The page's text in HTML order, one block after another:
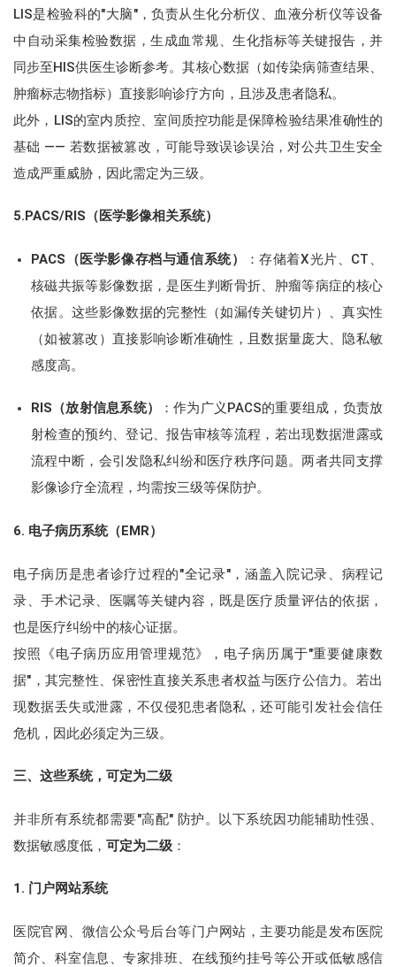
LIS是检验科的"大脑"，负责从生化分析仪、血液分析仪等设备
中自动采集检验数据，生成血常规、生化指标等关键报告，并
同步至HIS供医生诊断参考。其核心数据（如传染病筛查结果、
肿瘤标志物指标）直接影响诊疗方向，且涉及患者隐私。
此外，LIS的室内质控、室间质控功能是保障检验结果准确性的
基础 —— 若数据被篡改，可能导致误诊误治，对公共卫生安全
造成严重威胁，因此需定为三级。
5.PACS/RIS（医学影像相关系统）
PACS（医学影像存档与通信系统）
：存储着X光片、CT、
核磁共振等影像数据，是医生判断骨折、肿瘤等病症的核心
依据。这些影像数据的完整性（如漏传关键切片）、真实性
（如被篡改）直接影响诊断准确性，且数据量庞大、隐私敏
感度高。
RIS（放射信息系统）
：作为广义PACS的重要组成，负责放
射检查的预约、登记、报告审核等流程，若出现数据泄露或
流程中断，会引发隐私纠纷和医疗秩序问题。两者共同支撑
影像诊疗全流程，均需按三级等保防护。
6. 电子病历系统（EMR）
电子病历是患者诊疗过程的"全记录"，涵盖入院记录、病程记
录、手术记录、医嘱等关键内容，既是医疗质量评估的依据，
也是医疗纠纷中的核心证据。
按照《电子病历应用管理规范》，电子病历属于"重要健康数
据"，其完整性、保密性直接关系患者权益与医疗公信力。若出
现数据丢失或泄露，不仅侵犯患者隐私，还可能引发社会信任
危机，因此必须定为三级。
三、这些系统，可定为二级
并非所有系统都需要"高配" 防护。以下系统因功能辅助性强、
数据敏感度低， 可定为二级 ：
1. 门户网站系统
医院官网、微信公众号后台等门户网站，主要功能是发布医院
简介、科室信息、专家排班、在线预约挂号等公开或低敏感信